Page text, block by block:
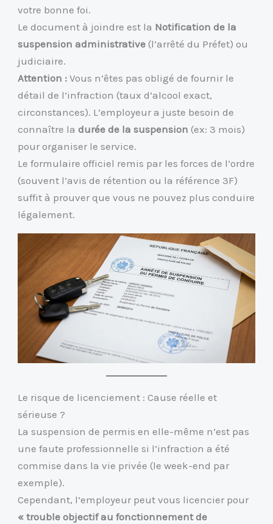
votre bonne foi.
Le document à joindre est la Notification de la
suspension administrative (l’arrêté du Préfet) ou
judiciaire.
Attention : Vous n’êtes pas obligé de fournir le
détail de l’infraction (taux d’alcool exact,
circonstances). L’employeur a juste besoin de
connaître ladurée de la suspension (ex: 3 mois)
pour organiser le service.
Le formulaire officiel remis par les forces de l’ordre
(souvent l’avis de rétention ou la référence 3F)
suffit à prouver que vous ne pouvez plus conduire
légalement.
Le risque de licenciement : Cause réelle et
sérieuse ?
La suspension de permis en elle-même n’est pas
une faute professionnelle si l’infraction a été
commise dans la vie privée (le week-end par
exemple).
Cependant, l’employeur peut vous licencier pour
« trouble objectif au fonctionnement de